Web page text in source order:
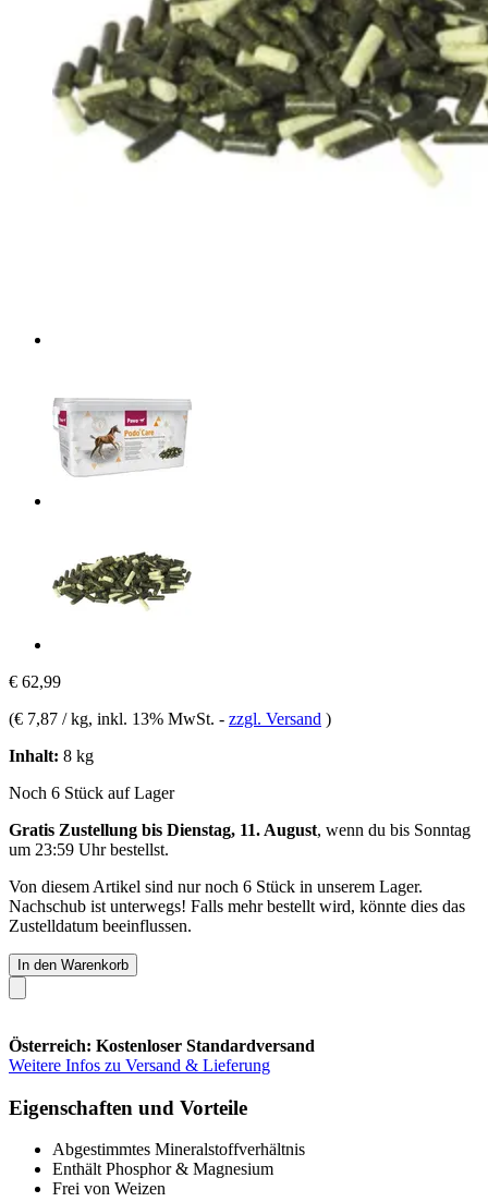
€ 62,99
(€ 7,87 / kg, inkl. 13% MwSt. - zzgl. Versand )
Inhalt: 8 kg
Noch 6 Stück auf Lager
Gratis Zustellung bis Dienstag, 11. August, wenn du bis Sonntag
um 23:59 Uhrbestellst.
Von diesem Artikel sind nur noch 6 Stück in unserem Lager.
Nachschub ist unterwegs! Falls mehr bestellt wird, könnte dies das
Zustelldatum beeinflussen.
In den Warenkorb
Österreich: Kostenloser Standardversand
Weitere Infos zu Versand & Lieferung
Eigenschaften und Vorteile
Abgestimmtes Mineralstoffverhältnis
Enthält Phosphor & Magnesium
Frei von Weizen